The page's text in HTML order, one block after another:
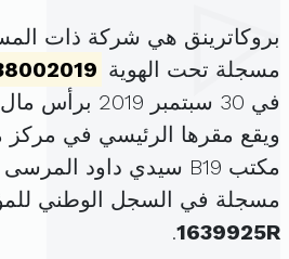
بروكاترينق هي شركة ذات
مسجلة تحت الهوية
في 30 سبتمبر 2019 برأس مال قدره
مكتب B19 سيدي داود المرسى (
مسجلة في السجل الوطني
1639925R
.